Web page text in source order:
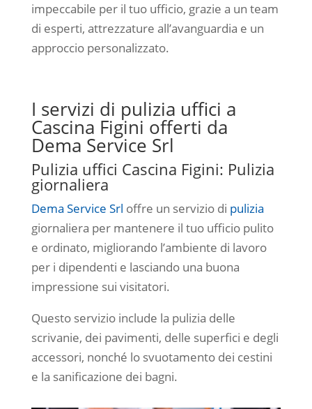
impeccabile per il tuo ufficio, grazie a un team
di esperti, attrezzature all’avanguardia e un
approccio personalizzato.
I servizi di pulizia uffici a
Cascina Figini offerti da
Dema Service Srl
Pulizia uffici Cascina Figini: Pulizia
giornaliera
Dema Service Srl offre un servizio di pulizia
giornaliera per mantenere il tuo ufficio pulito
e ordinato, migliorando l’ambiente di lavoro
per i dipendenti e lasciando una buona
impressione sui visitatori.
Questo servizio include la pulizia delle
scrivanie, dei pavimenti, delle superfici e degli
accessori, nonché lo svuotamento dei cestini
e la sanificazione dei bagni.